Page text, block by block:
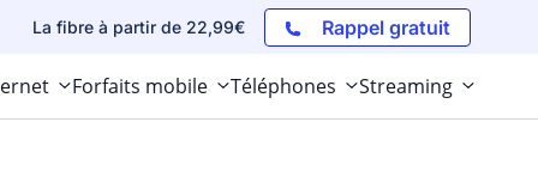
La fibre à partir de 22,99€ Rappel gratuit
Forfaits mobile Téléphones Streaming